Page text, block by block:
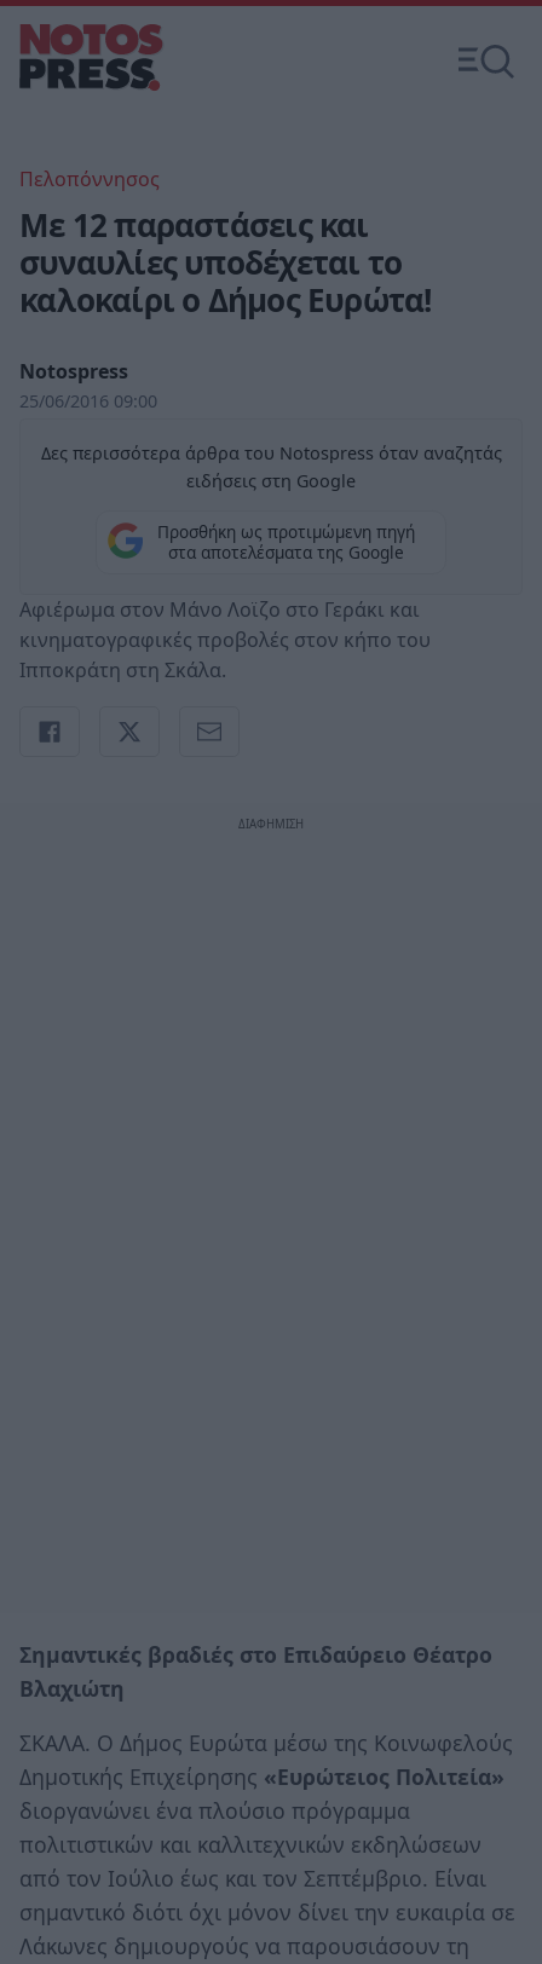
Πελοπόννησος
Με 12 παραστάσεις και
συναυλίες υποδέχεται το
καλοκαίρι ο Δήμος Ευρώτα!
Notospress
25/06/2016 09:00
Δες περισσότερα άρθρα του Notospress όταν αναζητάς
ειδήσεις στη Google
Προσθήκη ως προτιμώμενη πηγή
στα αποτελέσματα της Google
Αφιέρωμα στον Μάνο Λοϊζο στο Γεράκι και
κινηματογραφικές προβολές στον κήπο του
Ιπποκράτη στη Σκάλα.
Σημαντικές βραδιές στο Επιδαύρειο Θέατρο
Βλαχιώτη
ΣΚΑΛΑ. Ο Δήμος Ευρώτα μέσω της Κοινωφελούς
Δημοτικής Επιχείρησης «Ευρώτειος Πολιτεία»
διοργανώνει ένα πλούσιο πρόγραμμα
πολιτιστικών και καλλιτεχνικών εκδηλώσεων
από τον Ιούλιο έως και τον Σεπτέμβριο. Είναι
σημαντικό διότι όχι μόνον δίνει την ευκαιρία σε
Λάκωνες δημιουργούς να παρουσιάσουν τη